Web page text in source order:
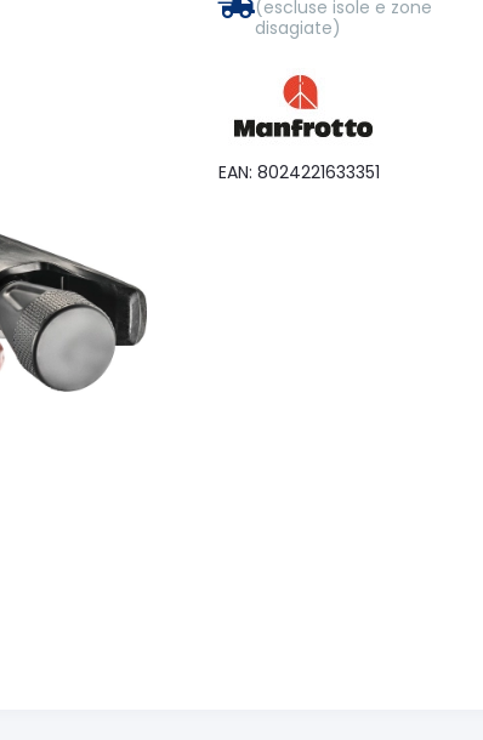
(escluse isole e zone
disagiate)
EAN: 8024221633351